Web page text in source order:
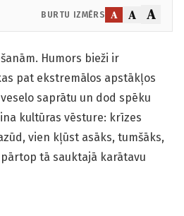
BURTU IZMĒRS A A A
Humors bieži ir
pat ekstremālos apstākļos
saprātu un dod spēku
kultūras vēsture: krīzes
vien kļūst asāks, tumšāks,
tā sauktajā karātavu